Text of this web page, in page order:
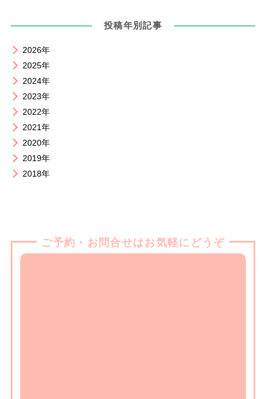
投稿年別記事
2026年
2025年
2024年
2023年
2022年
2021年
2020年
2019年
2018年
ご予約・お問合せはお気軽にどうぞ